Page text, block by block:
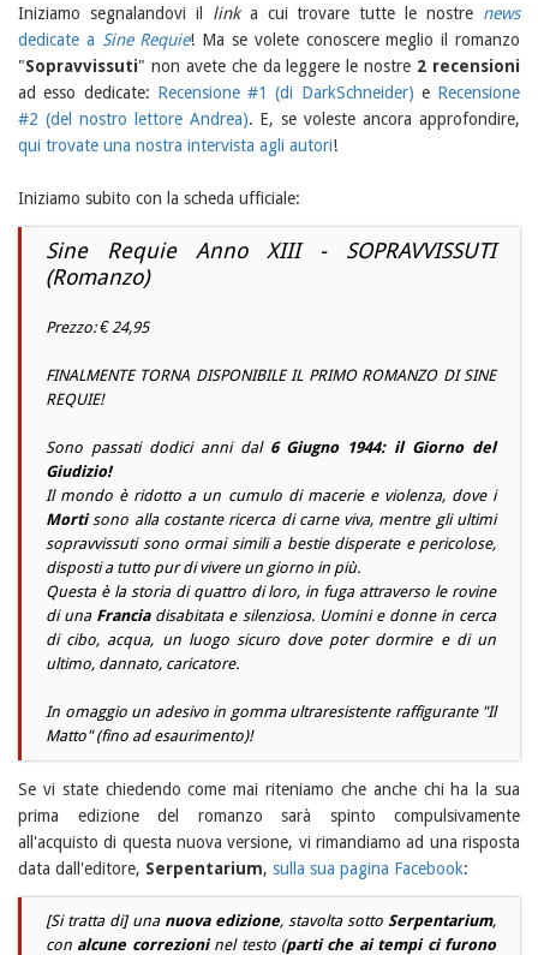
Iniziamo segnalandovi il linka cui trovare tutte le nostre news
dedicate a Sine Requie! Ma se volete conoscere meglio il romanzo
"Sopravvissuti" non avete che da leggere le nostre 2 recensioni
ad esso dedicate: Recensione #1 (di DarkSchneider) e Recensione
#2 (del nostro lettore Andrea). E, se voleste ancora approfondire,
qui trovate una nostra intervista agli autori!
Iniziamo subito con la scheda ufficiale:
Sine Requie Anno XIII - SOPRAVVISSUTI
(Romanzo)
Prezzo: € 24,95
FINALMENTE TORNA DISPONIBILE IL PRIMO ROMANZO DI SINE
REQUIE!
Sono passati dodici anni dal 6 Giugno 1944: il Giorno del
Giudizio!
Il mondo è ridotto a un cumulo di macerie e violenza, dove i
Mortisono alla costante ricerca di carne viva, mentre gli ultimi
sopravvissuti sono ormai simili a bestie disperate e pericolose,
disposti a tutto pur di vivere un giorno in più.
Questa è la storia di quattro di loro, in fuga attraverso le rovine
di una Franciadisabitata e silenziosa. Uomini e donne in cerca
di cibo, acqua, un luogo sicuro dove poter dormire e di un
ultimo, dannato, caricatore.
In omaggio un adesivo in gomma ultraresistente raffigurante "Il
Matto" (fino ad esaurimento)!
Se vi state chiedendo come mai riteniamo che anche chi ha la sua
prima edizione del romanzo sarà spinto compulsivamente
all'acquisto di questa nuova versione, vi rimandiamo ad una risposta
data dall'editore, Serpentarium, sulla sua pagina Facebook:
[Si tratta di] una nuova edizione, stavolta sotto Serpentarium,
con alcune correzioninel testo (parti che ai tempi ci furono